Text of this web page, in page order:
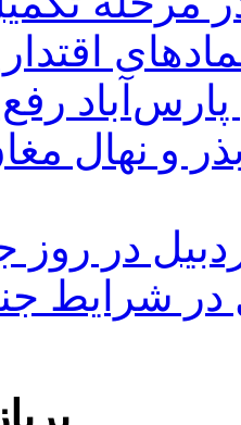
پارس‌آباد
در روز
در شرایط